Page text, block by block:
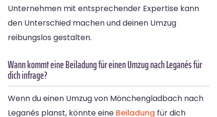
Unternehmen mit entsprechender Expertise kann
den Unterschied machen und deinen Umzug
reibungslos gestalten.
Wann kommt eine Beiladung für einen Umzug nach Leganés für
dich infrage?
Wenn du einen Umzug von Mönchengladbach nach
Leganés planst, könnte eine Beiladung für dich